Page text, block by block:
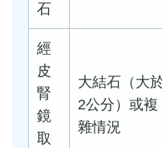
石
經
皮
腎
鏡
取
大結石（大
2公分）或複
雜情況